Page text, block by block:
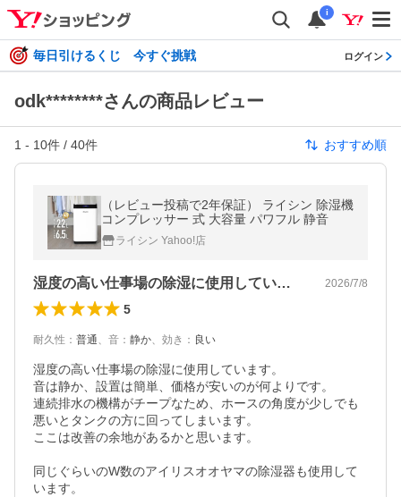
i
毎日引けるくじ 今すぐ挑戦 ログイン
odk********さんの商品レビュー
1 - 10件 / 40件 おすすめ順
（レビュー投稿で2年保証） ライシン 除湿機
コンプレッサー 式 大容量 パワフル 静音
ライシン Yahoo!店
湿度の高い仕事場の除湿に使用しています… 2026/7/8
5
耐久性 ： 普通、 音 ： 静か、 効き ： 良い
湿度の高い仕事場の除湿に使用しています。
音は静か、設置は簡単、価格が安いのが何よりです。
連続排水の機構がチープなため、ホースの角度が少しでも
悪いとタンクの方に回ってしまいます。
ここは改善の余地があるかと思います。
同じぐらいのW数のアイリスオオヤマの除湿器も使用して
います。